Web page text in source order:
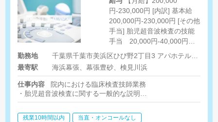
円-230,000円 [内訳] 基本給
200,000円-230,000円 [その他
手当] 胎児超音波検査の技能
手当 20,000円-40,000円
（レベルに応じる） 語学手
当 20,000円-40,000円
（TOEIC点数に応じる） 超音
波検査士 20,000円
勤務地
最寄駅
海浜幕張、幕張豊砂、検見川浜
仕事内容
院内における臨床検査技師業務
・胎児超音波検査に関する一般的な説明
・診療録の作成
残業10時間以内 当直・オンコールなし